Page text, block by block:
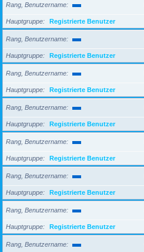
Rang, Benutzername
Hauptgruppe Registrierte Benutzer
Rang, Benutzername
Hauptgruppe Registrierte Benutzer
Rang, Benutzername
Hauptgruppe Registrierte Benutzer
Rang, Benutzername
Hauptgruppe Registrierte Benutzer
Rang, Benutzername
Hauptgruppe Registrierte Benutzer
Rang, Benutzername
Hauptgruppe Registrierte Benutzer
Rang, Benutzername
Hauptgruppe Registrierte Benutzer
Rang, Benutzername